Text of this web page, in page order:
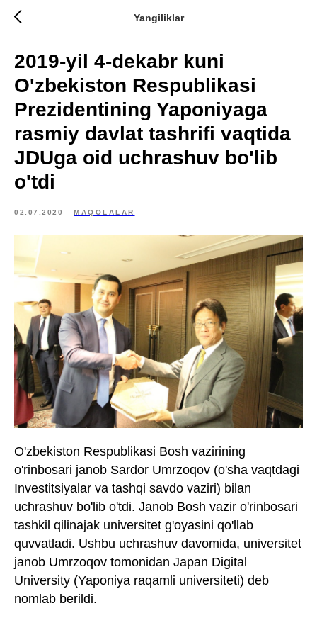
Yangiliklar
2019-yil 4-dekabr kuni
O'zbekiston Respublikasi
Prezidentining Yaponiyaga
rasmiy davlat tashrifi vaqtida
JDUga oid uchrashuv bo'lib
o'tdi
02.07.2020 MAQOLALAR
O'zbekiston Respublikasi Bosh vazirining
o'rinbosari janob Sardor Umrzoqov (o'sha vaqtdagi
Investitsiyalar va tashqi savdo vaziri) bilan
uchrashuv bo'lib o'tdi. Janob Bosh vazir o'rinbosari
tashkil qilinajak universitet g'oyasini qo'llab
quvvatladi. Ushbu uchrashuv davomida, universitet
janob Umrzoqov tomonidan Japan Digital
University (Yaponiya raqamli universiteti) deb
nomlab berildi.